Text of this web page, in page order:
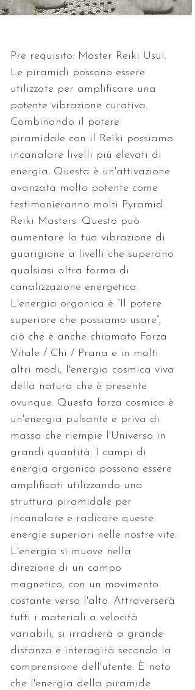
Pre requisito: Master Reiki Usui.
Le piramidi possono essere
utilizzate per amplificare una
potente vibrazione curativa.
Combinando il potere
piramidale con il Reiki possiamo
incanalare livelli più elevati di
energia. Questa è un'attivazione
avanzata molto potente come
testimonieranno molti Pyramid
Reiki Masters. Questo può
aumentare la tua vibrazione di
guarigione a livelli che superano
qualsiasi altra forma di
canalizzazione energetica.
L'energia orgonica è “Il potere
superiore che possiamo usare”,
ciò che è anche chiamato Forza
Vitale / Chi / Prana e in molti
altri modi, l'energia cosmica viva
della natura che è presente
ovunque. Questa forza cosmica è
un'energia pulsante e priva di
massa che riempie l'Universo in
grandi quantità. I campi di
energia orgonica possono essere
amplificati utilizzando una
struttura piramidale per
incanalare e radicare queste
energie superiori nelle nostre vite.
L'energia si muove nella
direzione di un campo
magnetico, con un movimento
costante verso l'alto. Attraverserà
tutti i materiali a velocità
variabili, si irradierà a grande
distanza e interagirà secondo la
comprensione dell'utente. È noto
che l'energia della piramide